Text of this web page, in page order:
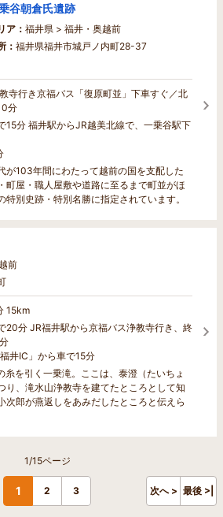
谷朝倉氏遺跡
ア： 福井県 > 福井・奥越前
： 福井県福井市城戸ノ内町28-37
寺行き京福バス「復原町並」下車すぐ／北
分
15分 福井駅からJR越美北線で、一乗谷駅下
が103年間にわたって越前の国を支配した
町屋・職人屋敷や道路に至るまで町並がほ
別史跡・特別名勝に指定されています。
前
15km
20分 JR福井駅から京福バス浄教寺行き、終
井IC」から車で15分
糸を引く一乗滝。ここは、泰澄（たいちょ
り、滝水山浄教寺を建てたところとして知
次郎が燕返しをあみだしたところと伝えら
1/15ページ
1 2 3 次へ > 最後 >|